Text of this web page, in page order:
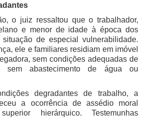
de Inovação
Governança de Gestão de Pessoas
distância
o juiz ressaltou que o trabalhador,
e menor de idade à época dos
de especial vulnerabilidade.
ele e familiares residiam em imóvel
sem condições adequadas de
sem abastecimento de água ou
degradantes de trabalho, a
a ocorrência de assédio moral
hierárquico. Testemunhas